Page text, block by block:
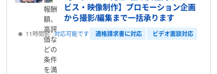
ビス・映像制作】プロモーション企画
から撮影/編集まで一括承ります
11時間前 対応可能です 適格請求書に対応 ビデオ面談対応
報酬
額、
高評
価な
どの
条件
を満